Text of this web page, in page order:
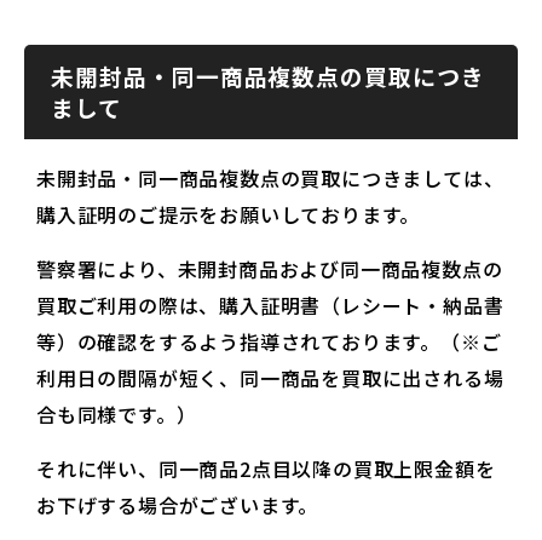
未開封品・同一商品複数点の買取につき
まして
未開封品・同一商品複数点の買取につきましては、
購入証明のご提示をお願いしております。
警察署により、未開封商品および同一商品複数点の
買取ご利用の際は、購入証明書（レシート・納品書
等）の確認をするよう指導されております。（※ご
利用日の間隔が短く、同一商品を買取に出される場
合も同様です。）
それに伴い、同一商品2点目以降の買取上限金額を
お下げする場合がございます。